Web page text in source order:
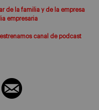
de la familia y de la empresa
empresaria
canal de podcast